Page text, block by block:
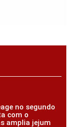
no segundo
com o
amplia jejum